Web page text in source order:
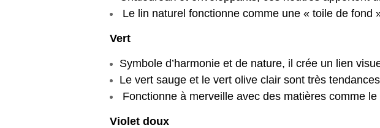
Le lin naturel fonctionne comme une « toile de
Vert
Symbole d’harmonie et de nature, il crée un lien
Le vert sauge et le vert olive clair sont très
Fonctionne à merveille avec des matières comme
Violet doux